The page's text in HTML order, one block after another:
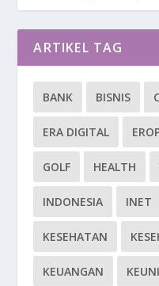
ARTIKEL TAG
BANK BISNIS
ERA DIGITAL
GOLF HEALTH
INDONESIA INET
KESEHATAN
KEUANGAN